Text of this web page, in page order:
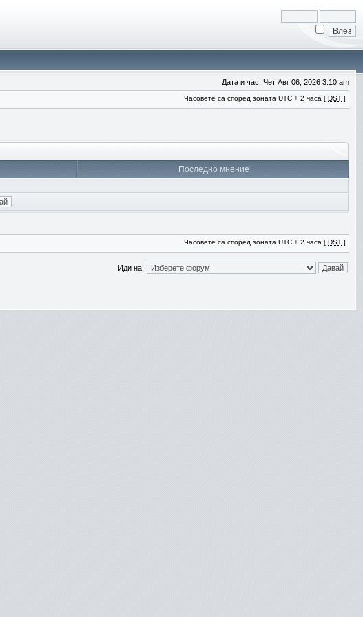
Дата и час: Чет Авг 06, 2026 3:10 am
Часовете са според зоната UTC + 2 часа [ DST ]
Последно мнение
Часовете са според зоната UTC + 2 часа [ DST ]
Иди на: